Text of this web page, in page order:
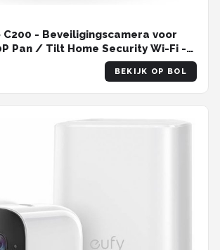
C200 - Beveiligingscamera voor
Pan / Tilt Home Security Wi-Fi -
BEKIJK OP BOL